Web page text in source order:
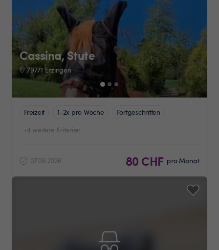
Cassina, Stute
79771 Erzingen
Freizeit 1-2x pro Woche
Fortgeschritten
+4 weitere Kriterien
07.06.2026 80 CHF pro Monat